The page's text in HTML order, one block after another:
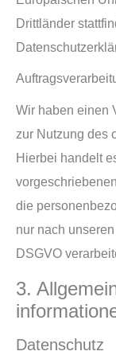
Drittländer
Wir haben einen
zur Nutzung des
Hierbei handelt
die
nur nach
DSGVO
3.
Datenschutz